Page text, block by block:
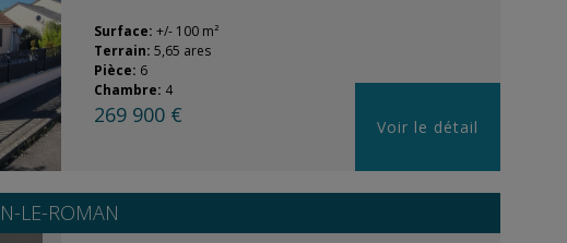
Surface: +/- 100 m²
Terrain: 5,65 ares
Pièce: 6
Chambre: 4
269 900 € Voir le détail
LE-ROMAN